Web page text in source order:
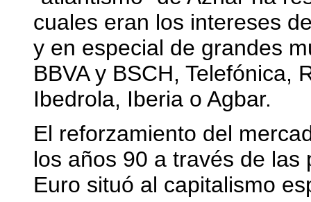
cuales eran los intereses
y en especial de grandes
BBVA y BSCH, Telefónica,
Ibedrola, Iberia o Agbar.
El reforzamiento del
los años 90 a través de
Euro situó al capitalismo